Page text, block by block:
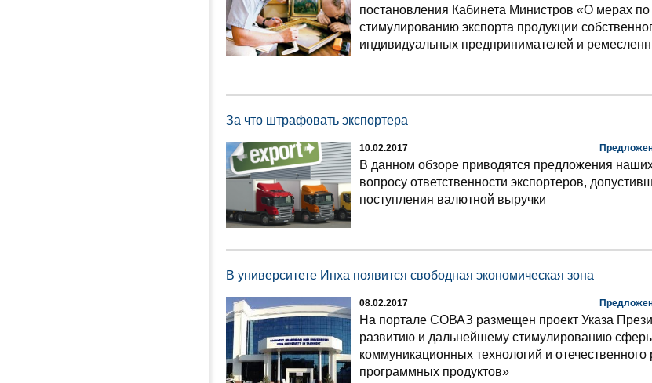
постановления Кабинета Министров «О мерах
стимулированию экспорта продукции
индивидуальных предпринимателей и
За что штрафовать экспортера
10.02.2017
В данном обзоре приводятся предложения
вопросу ответственности экспортеров,
поступления валютной выручки
В университете Инха появится свободная экономическая зона
08.02.2017
На портале СОВАЗ размещен проект Указа
развитию и дальнейшему стимулированию
коммуникационных технологий и отечественного
программных продуктов»